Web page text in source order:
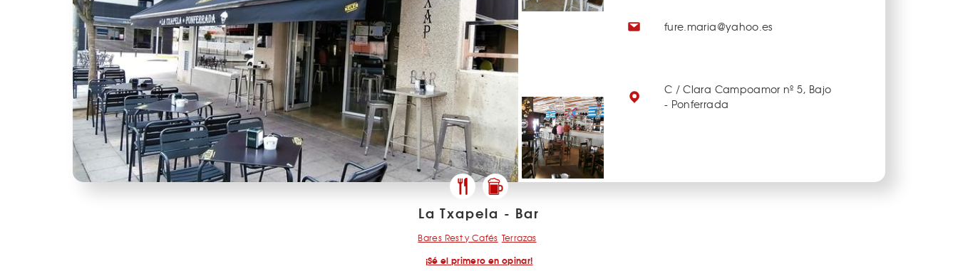
fure.maria@yahoo.es
C / Clara Campoamor nº 5, Bajo
- Ponferrada
La Txapela - Bar
Bares Rest y Cafés Terrazas
¡Sé el primero en opinar!